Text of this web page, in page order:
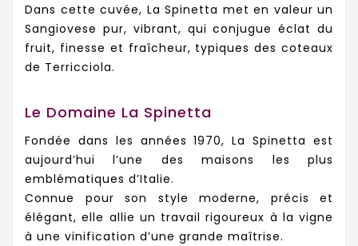
Dans cette cuvée, La Spinetta met en valeur un
Sangiovese pur, vibrant, qui conjugue éclat du
fruit, finesse et fraîcheur, typiques des coteaux
de Terricciola.
Le Domaine La Spinetta
Fondée dans les années 1970, La Spinetta est
aujourd’hui l’une des maisons les plus
emblématiques d’Italie.
Connue pour son style moderne, précis et
élégant, elle allie un travail rigoureux à la vigne
à une vinification d’une grande maîtrise.